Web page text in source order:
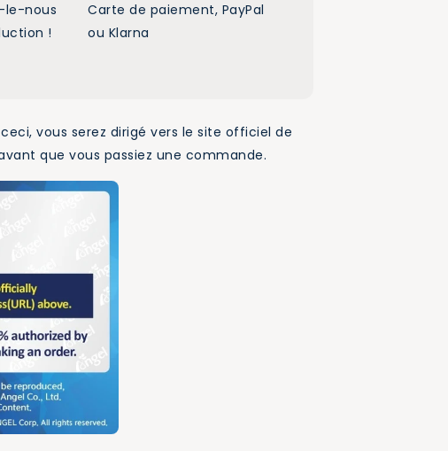
le-nous
!
Carte de paiement, PayPal
ou Klarna
vous serez dirigé vers le site officiel de
que vous passiez une commande.